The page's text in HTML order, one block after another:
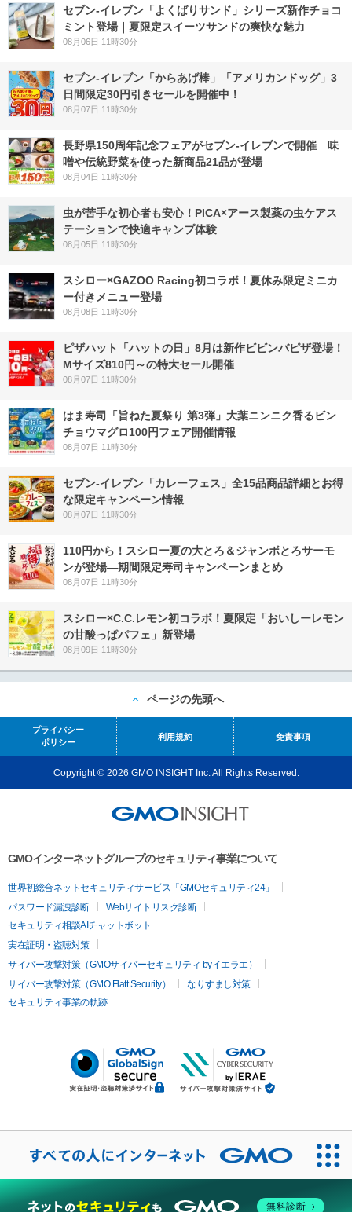
セブン‐イレブン「よくばりサンド」シリーズ新作チョコ
ミント登場｜夏限定スイーツサンドの爽快な魅力
08月06日 11時30分
セブン‐イレブン「からあげ棒」「アメリカンドッグ」3
日間限定30円引きセールを開催中！
08月07日 11時30分
長野県150周年記念フェアがセブン-イレブンで開催 味
噌や伝統野菜を使った新商品21品が登場
08月04日 11時30分
虫が苦手な初心者も安心！PICA×アース製薬の虫ケアス
テーションで快適キャンプ体験
08月05日 11時30分
スシロー×GAZOO Racing初コラボ！夏休み限定ミニカ
ー付きメニュー登場
08月08日 11時30分
ピザハット「ハットの日」8月は新作ビビンバピザ登場！
Mサイズ810円～の特大セール開催
08月07日 11時30分
はま寿司「旨ねた夏祭り 第3弾」大葉ニンニク香るビン
チョウマグロ100円フェア開催情報
08月07日 11時30分
セブン‐イレブン「カレーフェス」全15品商品詳細とお得
な限定キャンペーン情報
08月07日 11時30分
110円から！スシロー夏の大とろ＆ジャンボとろサーモ
ンが登場―期間限定寿司キャンペーンまとめ
08月07日 11時30分
スシロー×C.C.レモン初コラボ！夏限定「おいしーレモン
の甘酸っぱパフェ」新登場
08月09日 11時30分
ページの先頭へ
プライバシー
ポリシー
利用規約 免責事項
Copyright © 2026 GMO INSIGHT Inc. All Rights Reserved.
GMOインターネットグループのセキュリティ事業について
世界初総合ネットセキュリティサービス「GMOセキュリティ24」
パスワード漏洩診断
Webサイトリスク診断
セキュリティ相談AIチャットボット
実在証明・盗聴対策
サイバー攻撃対策（GMOサイバーセキュリティ byイエラエ）
サイバー攻撃対策（GMO Flatt Security）
なりすまし対策
セキュリティ事業の軌跡
無料診断